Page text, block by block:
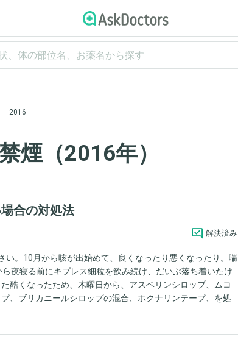
2016
煙（2016年）
合の対処法
解決済み
い。10月から咳が出始めて、良くなったり悪くなったり。喘
夜寝る前にキプレス細粒を飲み続け、だいぶ落ち着いたけ
酷くなったため、木曜日から、アスベリンシロップ、ムコ
、ブリカニールシロップの混合、ホクナリンテープ、を処
。しかし良くならず、夜寝れないほどの咳があり、一度咳
うも背中をさすったり少しずつ水を飲ませたりしています
まりによくならないため、先週再度診て頂きましたとこ